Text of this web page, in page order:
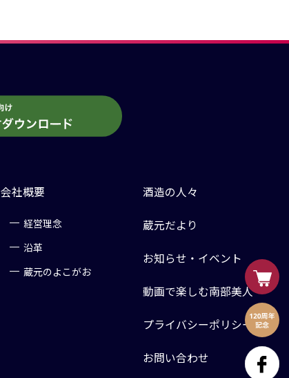
会社概要
経営理念
沿革
蔵元のよこがお
酒造の人々
蔵元だより
お知らせ・イベント
動画で楽しむ南部美人
プライバシーポリシー
お問い合わせ